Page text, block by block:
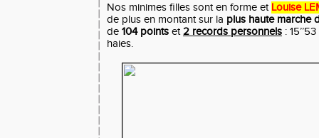
Nos minimes filles sont en forme et Louise
de plus en montant sur la plus haute marche
de 104 points et2 records personnels :
haies.